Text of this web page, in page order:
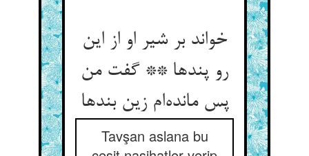
خواند بر شیر او از این
رو پندها ** گفت من
پس مانده‌‌ام زین بندها
Tavşan aslana bu